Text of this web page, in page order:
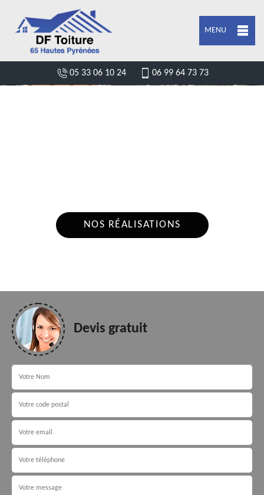
MENU
05 33 06 10 24 06 99 64 73 73
NOS RÉALISATIONS
Devis gratuit